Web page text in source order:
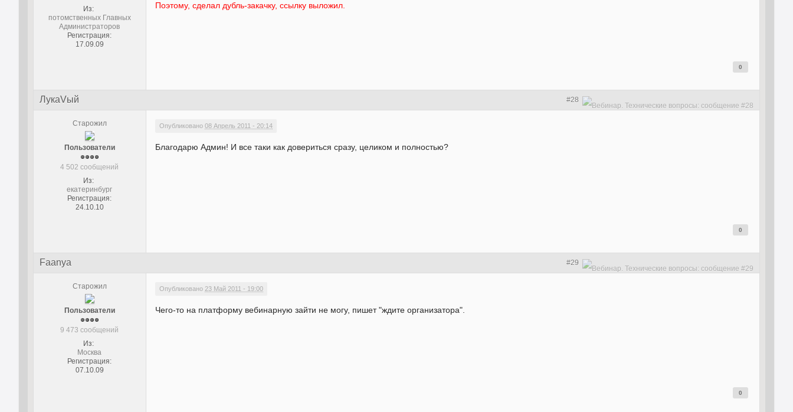
Из:
потомственных Главных
Администраторов
Регистрация:
17.09.09
Поэтому, сделал дубль-закачку, ссылку выложил.
0
#28
ЛукаVый
Старожил
Пользователи
4 502 сообщений
Из:
екатеринбург
Регистрация:
24.10.10
Опубликовано08 Апрель 2011 - 20:14
Благодарю Админ! И все таки как довериться сразу, целиком и полностью?
0
#29
Faanya
Старожил
Пользователи
9 473 сообщений
Из:
Москва
Регистрация:
07.10.09
Опубликовано 23 Май 2011 - 19:00
Чего-то на платформу вебинарную зайти не могу, пишет "ждите организатора".
0